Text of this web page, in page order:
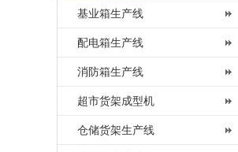
基业箱生产线
配电箱生产线
消防箱生产线
超市货架成型机
仓储货架生产线